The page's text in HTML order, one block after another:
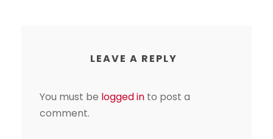
LEAVE A REPLY
You must be logged in to post a
comment.